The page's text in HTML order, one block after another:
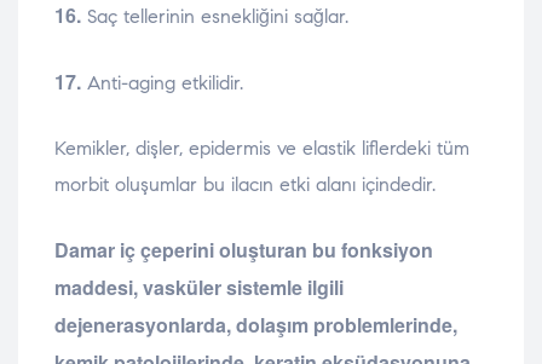
16. Saç tellerinin esnekliğini sağlar.
17. Anti-aging etkilidir.
Kemikler, dişler, epidermis ve elastik liflerdeki tüm
morbit oluşumlar bu ilacın etki alanı içindedir.
Damar iç çeperini oluşturan bu fonksiyon
maddesi, vasküler sistemle ilgili
dejenerasyonlarda, dolaşım problemlerinde,